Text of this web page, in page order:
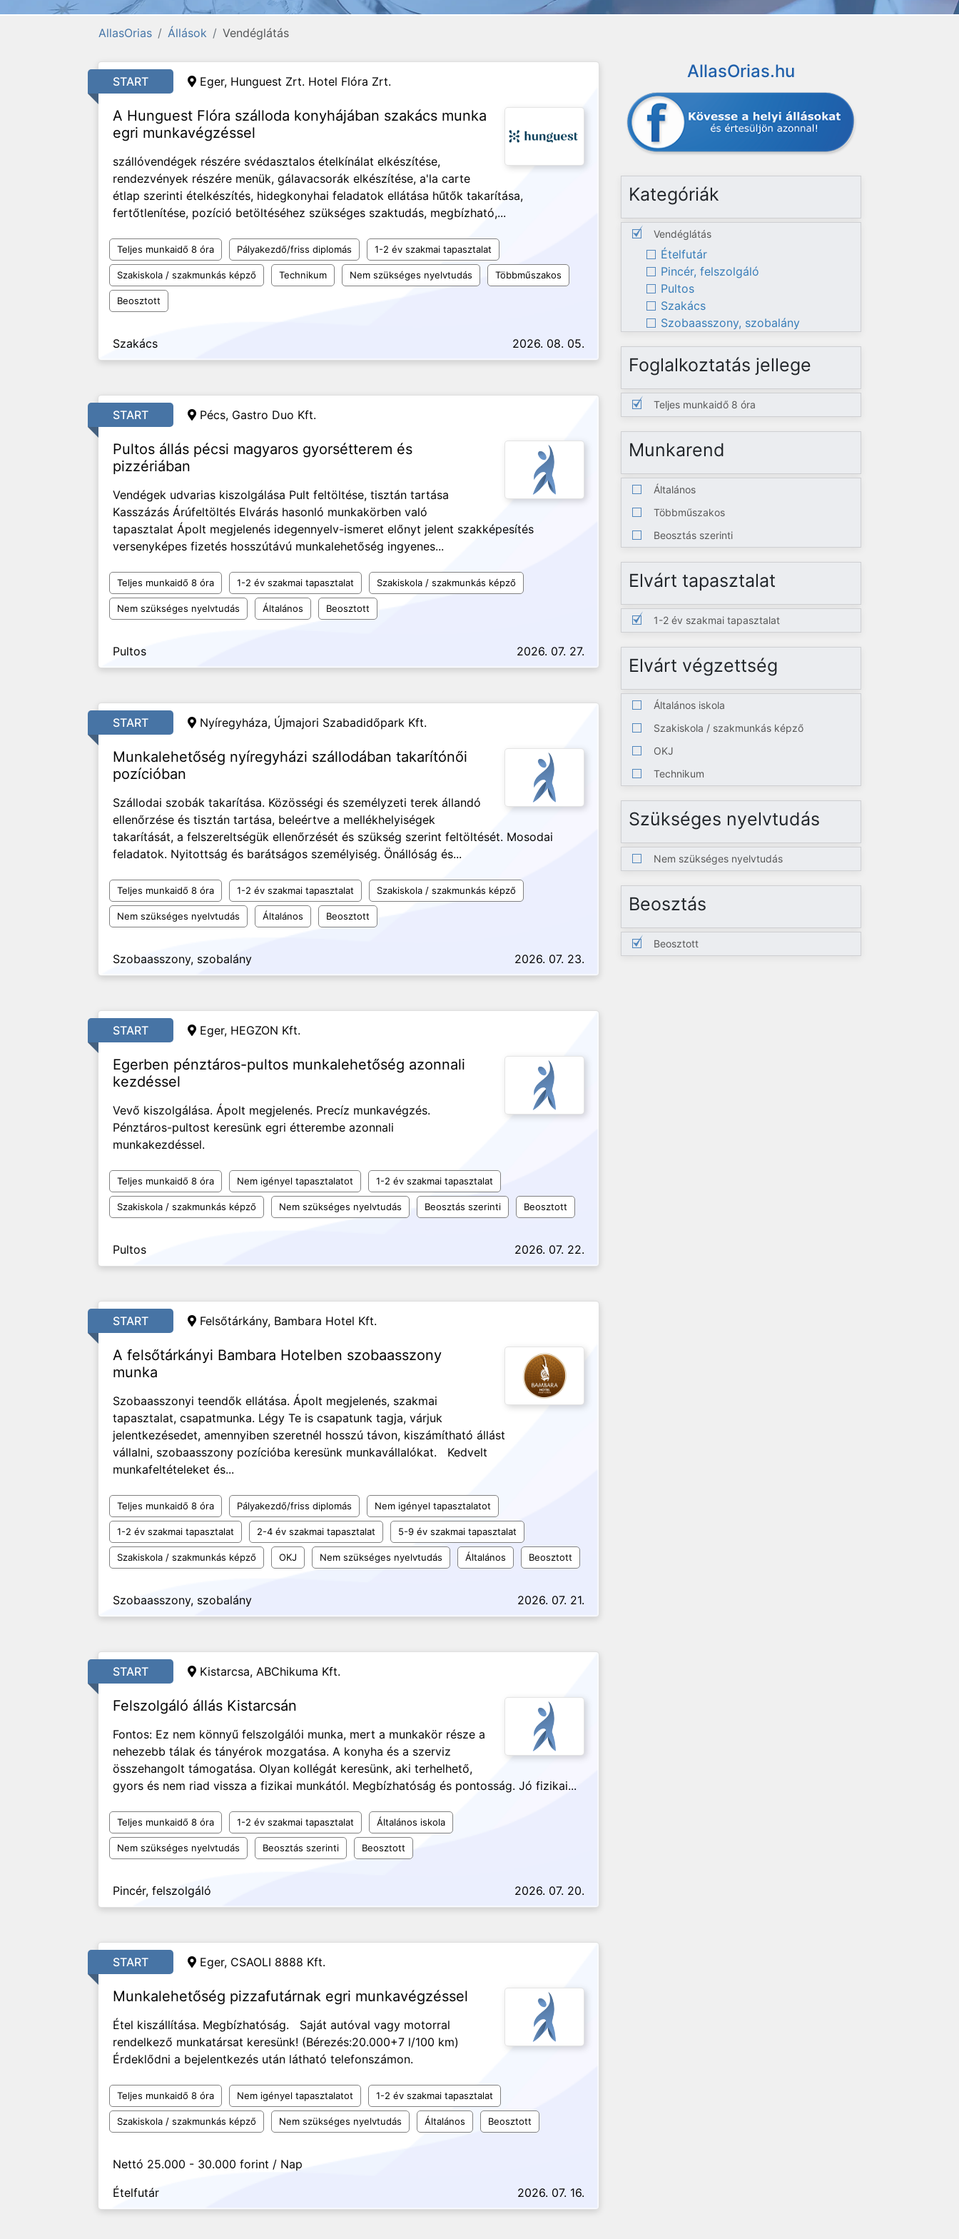
AllasOrias Állások Vendéglátás
START Eger, Hunguest Zrt. Hotel Flóra Zrt.
A Hunguest Flóra szálloda konyhájában szakács munka
egri munkavégzéssel
szállóvendégek részére svédasztalos ételkínálat elkészítése,
rendezvények részére menük, gálavacsorák elkészítése, a'la carte
étlap szerinti ételkészítés, hidegkonyhai feladatok ellátása hűtők takarítása,
fertőtlenítése, pozíció betöltéséhez szükséges szaktudás, megbízható,...
Teljes munkaidő 8 óra Pályakezdő/friss diplomás 1-2 év szakmai tapasztalat
Szakiskola / szakmunkás képző Technikum Nem szükséges nyelvtudás Többműszakos
Beosztott
Szakács 2026. 08. 05.
START Pécs, Gastro Duo Kft.
Pultos állás pécsi magyaros gyorsétterem és
pizzériában
Vendégek udvarias kiszolgálása Pult feltöltése, tisztán tartása
Kasszázás Árúfeltöltés Elvárás hasonló munkakörben való
tapasztalat Ápolt megjelenés idegennyelv-ismeret előnyt jelent szakképesítés
versenyképes fizetés hosszútávú munkalehetőség ingyenes...
Teljes munkaidő 8 óra 1-2 év szakmai tapasztalat Szakiskola / szakmunkás képző
Nem szükséges nyelvtudás Általános Beosztott
Pultos 2026. 07. 27.
START Nyíregyháza, Újmajori Szabadidőpark Kft.
Munkalehetőség nyíregyházi szállodában takarítónői
pozícióban
Szállodai szobák takarítása. Közösségi és személyzeti terek állandó
ellenőrzése és tisztán tartása, beleértve a mellékhelyiségek
takarítását, a felszereltségük ellenőrzését és szükség szerint feltöltését. Mosodai
feladatok. Nyitottság és barátságos személyiség. Önállóság és...
Teljes munkaidő 8 óra 1-2 év szakmai tapasztalat Szakiskola / szakmunkás képző
Nem szükséges nyelvtudás Általános Beosztott
Szobaasszony, szobalány 2026. 07. 23.
START Eger, HEGZON Kft.
Egerben pénztáros-pultos munkalehetőség azonnali
kezdéssel
Vevő kiszolgálása. Ápolt megjelenés. Precíz munkavégzés.
Pénztáros-pultost keresünk egri étterembe azonnali
munkakezdéssel.
Teljes munkaidő 8 óra Nem igényel tapasztalatot 1-2 év szakmai tapasztalat
Szakiskola / szakmunkás képző Nem szükséges nyelvtudás Beosztás szerinti Beosztott
Pultos 2026. 07. 22.
START Felsőtárkány, Bambara Hotel Kft.
A felsőtárkányi Bambara Hotelben szobaasszony
munka
Szobaasszonyi teendők ellátása. Ápolt megjelenés, szakmai
tapasztalat, csapatmunka. Légy Te is csapatunk tagja, várjuk
jelentkezésedet, amennyiben szeretnél hosszú távon, kiszámítható állást
vállalni, szobaasszony pozícióba keresünk munkavállalókat. Kedvelt
munkafeltételeket és...
Teljes munkaidő 8 óra Pályakezdő/friss diplomás Nem igényel tapasztalatot
1-2 év szakmai tapasztalat 2-4 év szakmai tapasztalat 5-9 év szakmai tapasztalat
Szakiskola / szakmunkás képző OKJ Nem szükséges nyelvtudás Általános Beosztott
Szobaasszony, szobalány 2026. 07. 21.
START Kistarcsa, ABChikuma Kft.
Felszolgáló állás Kistarcsán
Fontos: Ez nem könnyű felszolgálói munka, mert a munkakör része a
nehezebb tálak és tányérok mozgatása. A konyha és a szerviz
összehangolt támogatása. Olyan kollégát keresünk, aki terhelhető,
gyors és nem riad vissza a fizikai munkától. Megbízhatóság és pontosság. Jó fizikai...
Teljes munkaidő 8 óra 1-2 év szakmai tapasztalat Általános iskola
Nem szükséges nyelvtudás Beosztás szerinti Beosztott
Pincér, felszolgáló 2026. 07. 20.
START Eger, CSAOLI 8888 Kft.
Munkalehetőség pizzafutárnak egri munkavégzéssel
Étel kiszállítása. Megbízhatóság. Saját autóval vagy motorral
rendelkező munkatársat keresünk! (Bérezés:20.000+7 l/100 km)
Érdeklődni a bejelentkezés után látható telefonszámon.
Teljes munkaidő 8 óra Nem igényel tapasztalatot 1-2 év szakmai tapasztalat
Szakiskola / szakmunkás képző Nem szükséges nyelvtudás Általános Beosztott
Nettó 25.000 - 30.000 forint / Nap
Ételfutár
2026. 07. 16.
AllasOrias.hu
Kategóriák
Vendéglátás
Ételfutár
Pincér, felszolgáló
Pultos
Szakács
Szobaasszony, szobalány
Foglalkoztatás jellege
Teljes munkaidő 8 óra
Munkarend
Általános
Többműszakos
Beosztás szerinti
Elvárt tapasztalat
1-2 év szakmai tapasztalat
Elvárt végzettség
Általános iskola
Szakiskola / szakmunkás képző
OKJ
Technikum
Szükséges nyelvtudás
Nem szükséges nyelvtudás
Beosztás
Beosztott